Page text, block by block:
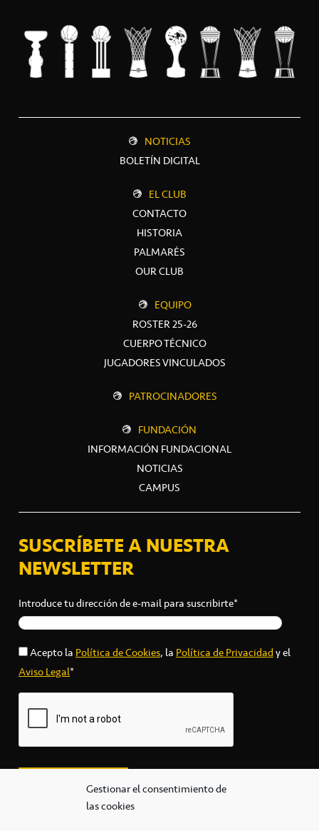
Gestionar el consentimiento de
las cookies
NOTICIAS
BOLETÍN DIGITAL
EL CLUB
CONTACTO
HISTORIA
PALMARÉS
OUR CLUB
EQUIPO
ROSTER 25-26
CUERPO TÉCNICO
JUGADORES VINCULADOS
PATROCINADORES
FUNDACIÓN
INFORMACIÓN FUNDACIONAL
NOTICIAS
CAMPUS
SUSCRÍBETE A NUESTRA
NEWSLETTER
Introduce tu dirección de e-mail para suscribirte*
Acepto laPolítica de Cookies, laPolítica de Privacidady el
Aviso Legal*